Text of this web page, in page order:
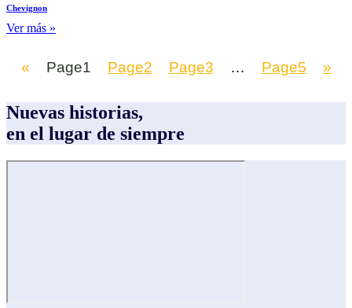
Chevignon
Ver más »
« Page1 Page2 Page3 … Page5 »
Nuevas historias,
en el lugar de siempre